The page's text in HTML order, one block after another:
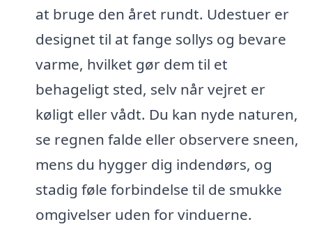
at bruge den året rundt. Udestuer er
designet til at fange sollys og bevare
varme, hvilket gør dem til et
behageligt sted, selv når vejret er
køligt eller vådt. Du kan nyde naturen,
se regnen falde eller observere sneen,
mens du hygger dig indendørs, og
stadig føle forbindelse til de smukke
omgivelser uden for vinduerne.